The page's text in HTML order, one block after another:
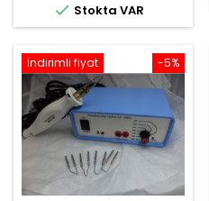
 Stokta VAR
-5%
İndirimli fiyat